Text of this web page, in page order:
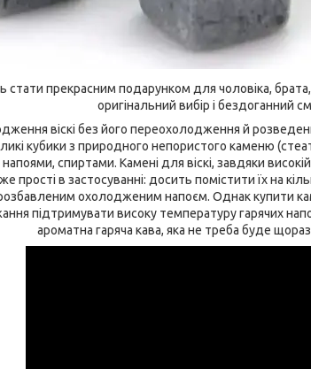
стати прекрасним подарунком для чоловіка,
оригінальний вибір і бездоганний
віскі без його переохолодження й
кубики з природного непористого каменю
напоями, спиртами. Камені для віскі, завдяки
прості в застосуванні: досить помістити їх на
охолодженим напоєм. Однак купити
підтримувати високу температуру гарячих
ароматна гаряча кава, яка не треба буде